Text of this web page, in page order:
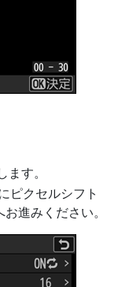
ます。
ピクセルシフト
進みください。